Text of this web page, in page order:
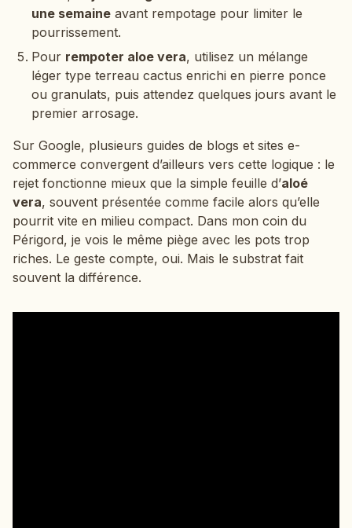
une semaine avant rempotage pour limiter le
pourrissement.
Pour rempoter aloe vera, utilisez un mélange
léger type terreau cactus enrichi en pierre ponce
ou granulats, puis attendez quelques jours avant le
premier arrosage.
Sur Google, plusieurs guides de blogs et sites e-
commerce convergent d’ailleurs vers cette logique : le
rejet fonctionne mieux que la simple feuille d’aloé
vera, souvent présentée comme facile alors qu’elle
pourrit vite en milieu compact. Dans mon coin du
Périgord, je vois le même piège avec les pots trop
riches. Le geste compte, oui. Mais le substrat fait
souvent la différence.